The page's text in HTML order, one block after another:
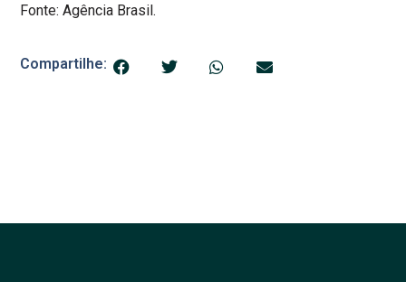
Fonte: Agência Brasil.
Compartilhe: